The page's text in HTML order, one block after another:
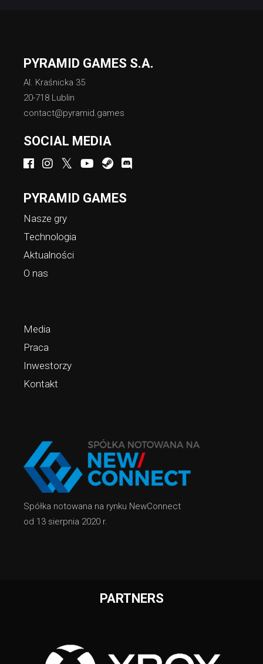
PYRAMID GAMES S.A.
Al. Kraśnicka 35
20-718 Lublin
contact@pyramid.games
SOCIAL MEDIA
PYRAMID GAMES
Nasze gry
Technologia
Aktualności
O nas
Media
Praca
Inwestorzy
Kontakt
Spółka notowana na rynku NewConnect
od 13 sierpnia 2020 r.
PARTNERS